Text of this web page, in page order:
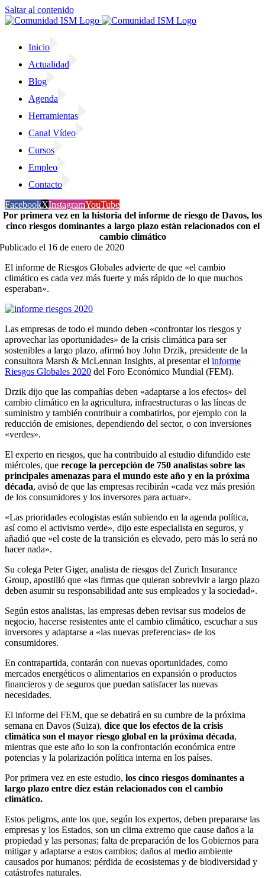
Saltar al contenido
Inicio
Actualidad
Blog
Agenda
Herramientas
Canal Vídeo
Cursos
Empleo
Contacto
FacebookXInstagramYouTube
Por primera vez en la historia del informe de riesgo de Davos, los
cinco riesgos dominantes a largo plazo están relacionados con el
cambio climático
Publicado el 16 de enero de 2020
El informe de Riesgos Globales advierte de que «el cambio
climático es cada vez más fuerte y más rápido de lo que muchos
esperaban».
Las empresas de todo el mundo deben «confrontar los riesgos y
aprovechar las oportunidades» de la crisis climática para ser
sostenibles a largo plazo, afirmó hoy John Drzik, presidente de la
consultora Marsh & McLennan Insights, al presentar el informe
Riesgos Globales 2020 del Foro Económico Mundial (FEM).
Drzik dijo que las compañías deben «adaptarse a los efectos» del
cambio climático en la agricultura, infraestructuras o las líneas de
suministro y también contribuir a combatirlos, por ejemplo con la
reducción de emisiones, dependiendo del sector, o con inversiones
«verdes».
El experto en riesgos, que ha contribuido al estudio difundido este
miércoles, que recoge la percepción de 750 analistas sobre las
principales amenazas para el mundo este año y en la próxima
década, avisó de que las empresas recibirán «cada vez más presión
de los consumidores y los inversores para actuar».
«Las prioridades ecologistas están subiendo en la agenda política,
así como el activismo verde», dijo este especialista en seguros, y
añadió que «el coste de la transición es elevado, pero más lo será no
hacer nada».
Su colega Peter Giger, analista de riesgos del Zurich Insurance
Group, apostilló que «las firmas que quieran sobrevivir a largo plazo
deben asumir su responsabilidad ante sus empleados y la sociedad».
Según estos analistas, las empresas deben revisar sus modelos de
negocio, hacerse resistentes ante el cambio climático, escuchar a sus
inversores y adaptarse a «las nuevas preferencias» de los
consumidores.
En contrapartida, contarán con nuevas oportunidades, como
mercados energéticos o alimentarios en expansión o productos
financieros y de seguros que puedan satisfacer las nuevas
necesidades.
El informe del FEM, que se debatirá en su cumbre de la próxima
semana en Davos (Suiza), dice que los efectos de la crisis
climática son el mayor riesgo global en la próxima década,
mientras que este año lo son la confrontación económica entre
potencias y la polarización política interna en los países.
Por primera vez en este estudio, los cinco riesgos dominantes a
largo plazo entre diez están relacionados con el cambio
climático.
Estos peligros, ante los que, según los expertos, deben prepararse las
empresas y los Estados, son un clima extremo que cause daños a la
propiedad y las personas; falta de preparación de los Gobiernos para
mitigar y adaptarse a estos cambios; daños al medio ambiente
causados por humanos; pérdida de ecosistemas y de biodiversidad y
catástrofes naturales.